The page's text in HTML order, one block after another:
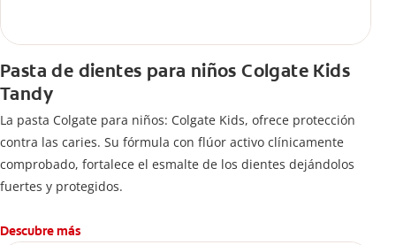
Pasta de dientes para niños Colgate Kids
Tandy
La pasta Colgate para niños: Colgate Kids, ofrece protección
contra las caries. Su fórmula con flúor activo clínicamente
comprobado, fortalece el esmalte de los dientes dejándolos
fuertes y protegidos.
Descubre más